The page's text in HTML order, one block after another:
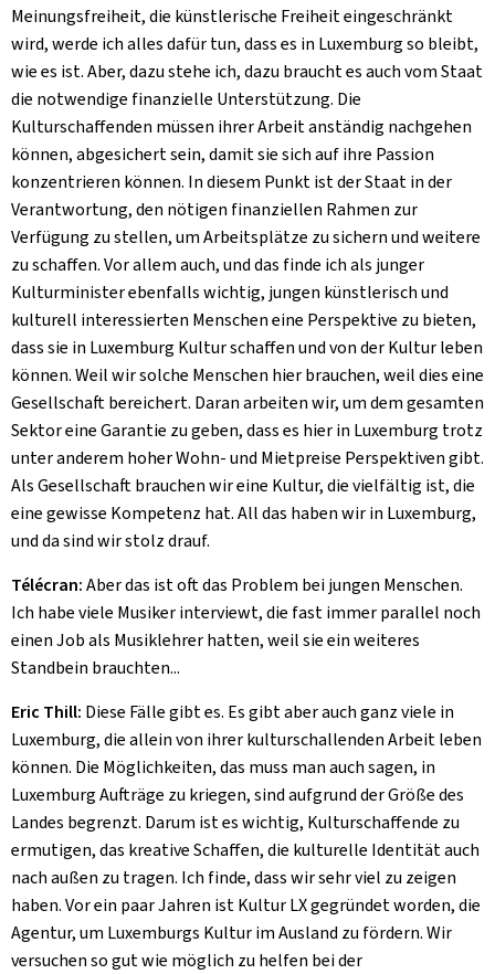
Meinungsfreiheit, die künstlerische Freiheit eingeschränkt
wird, werde ich alles dafür tun, dass es in Luxemburg so bleibt,
wie es ist. Aber, dazu stehe ich, dazu braucht es auch vom Staat
die notwendige finanzielle Unterstützung. Die
Kulturschaffenden müssen ihrer Arbeit anständig nachgehen
können, abgesichert sein, damit sie sich auf ihre Passion
konzentrieren können. In diesem Punkt ist der Staat in der
Verantwortung, den nötigen finanziellen Rahmen zur
Verfügung zu stellen, um Arbeitsplätze zu sichern und weitere
zu schaffen. Vor allem auch, und das finde ich als junger
Kulturminister ebenfalls wichtig, jungen künstlerisch und
kulturell interessierten Menschen eine Perspektive zu bieten,
dass sie in Luxemburg Kultur schaffen und von der Kultur leben
können. Weil wir solche Menschen hier brauchen, weil dies eine
Gesellschaft bereichert. Daran arbeiten wir, um dem gesamten
Sektor eine Garantie zu geben, dass es hier in Luxemburg trotz
unter anderem hoher Wohn- und Mietpreise Perspektiven gibt.
Als Gesellschaft brauchen wir eine Kultur, die vielfältig ist, die
eine gewisse Kompetenz hat. All das haben wir in Luxemburg,
und da sind wir stolz drauf.
Télécran:Aber das ist oft das Problem bei jungen Menschen.
Ich habe viele Musiker interviewt, die fast immer parallel noch
einen Job als Musiklehrer hatten, weil sie ein weiteres
Standbein brauchten...
Eric Thill: Diese Fälle gibt es. Es gibt aber auch ganz viele in
Luxemburg, die allein von ihrer kulturschallenden Arbeit leben
können. Die Möglichkeiten, das muss man auch sagen, in
Luxemburg Aufträge zu kriegen, sind aufgrund der Größe des
Landes begrenzt. Darum ist es wichtig, Kulturschaffende zu
ermutigen, das kreative Schaffen, die kulturelle Identität auch
nach außen zu tragen. Ich finde, dass wir sehr viel zu zeigen
haben. Vor ein paar Jahren ist Kultur LX gegründet worden, die
Agentur, um Luxemburgs Kultur im Ausland zu fördern. Wir
versuchen so gut wie möglich zu helfen bei der